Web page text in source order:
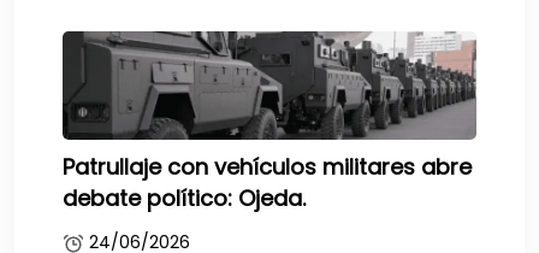
Patrullaje con vehículos militares abre
debate político: Ojeda.
24/06/2026